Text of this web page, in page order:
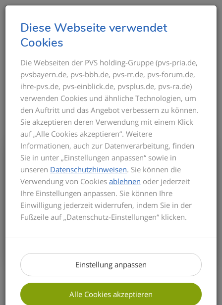
Diese Webseite verwendet
Cookies
Die Webseiten der PVS holding-Gruppe (pvs-pria.de,
pvsbayern.de, pvs-bbh.de, pvs-rr.de, pvs-forum.de,
ihre-pvs.de, pvs-einblick.de, pvsplus.de, pvs-ra.de)
verwenden Cookies und ähnliche Technologien, um
den Auftritt und das Angebot verbessern zu können.
Sie akzeptieren deren Verwendung mit einem Klick
auf „Alle Cookies akzeptieren“. Weitere
Informationen, auch zur Datenverarbeitung, finden
Sie in unter „Einstellungen anpassen“ sowie in
unseren Datenschutzhinweisen. Sie können die
Verwendung von Cookies ablehnen oder jederzeit
Ihre Einstellungen anpassen. Sie können Ihre
Einwilligung jederzeit widerrufen, indem Sie in der
Fußzeile auf „Datenschutz-Einstellungen“ klicken.
Einstellung anpassen
Alle Cookies akzeptieren
THEMEN IM ÜBERBLICK
Bis zum Inkrafttreten der neuen GOÄ gilt
für die Privatabrechnung die aktuelle
GOÄ-Fassung. Auf dieser basieren die
Seminarinhalte. Zu Beginn des Seminars
informieren wir Sie über den derzeitigen
Stand der neuen GOÄ. Zusätzlich
erhalten Sie einen kurzen Überblick über
Thema